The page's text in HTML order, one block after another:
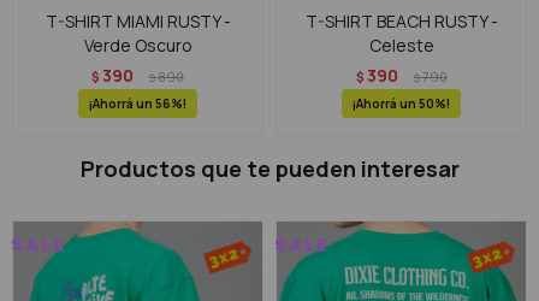
T-SHIRT MIAMI RUSTY -
Verde Oscuro
$ 390 $890
56
T-SHIRT BEACH RUSTY -
Celeste
$ 390 $790
50
Productos que te pueden interesar